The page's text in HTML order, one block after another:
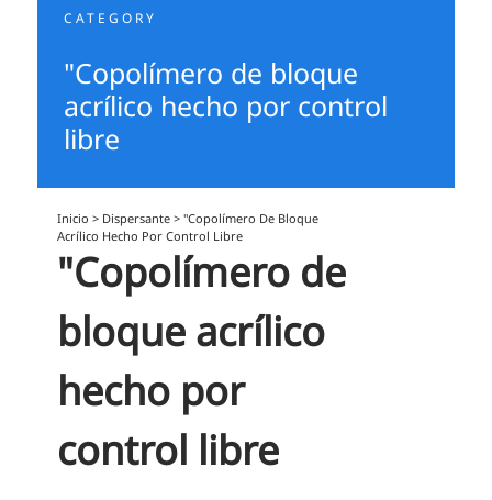
CATEGORY
"Copolímero de bloque
acrílico hecho por control
libre
Inicio > Dispersante >"Copolímero De Bloque
Acrílico Hecho Por Control Libre
"Copolímero de
bloque acrílico
hecho por
control libre